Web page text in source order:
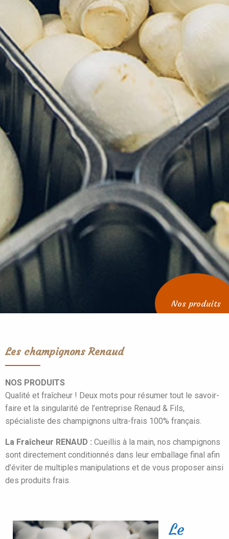
Nos produits
Les champignons Renaud
NOS PRODUITS
Qualité et fraîcheur ! Deux mots pour résumer tout le savoir-
faire et la singularité de l’entreprise Renaud & Fils,
spécialiste des champignons ultra-frais 100% français.
La Fraîcheur RENAUD : Cueillis à la main, nos champignons
sont directement conditionnés dans leur emballage final afin
d’éviter de multiples manipulations et de vous proposer ainsi
des produits frais.
Le